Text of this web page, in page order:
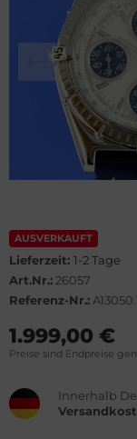
AUSVERKAUFT
Lieferzeit: 1-2 Tage
Art.Nr.: 26057
Referenz-Nr.:
1.999,00 €
Preise sind Endpreise
Innerhalb
Lemans
LeCoultre
Lacroix